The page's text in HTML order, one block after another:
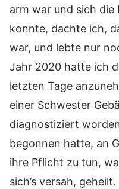
arm war und sich
konnte, dachte ich,
war, und lebte nur
Jahr 2020 hatte ich
letzten Tage
einer Schwester
diagnostiziert
begonnen hatte, an
ihre Pflicht zu tun,
sich’s versah,